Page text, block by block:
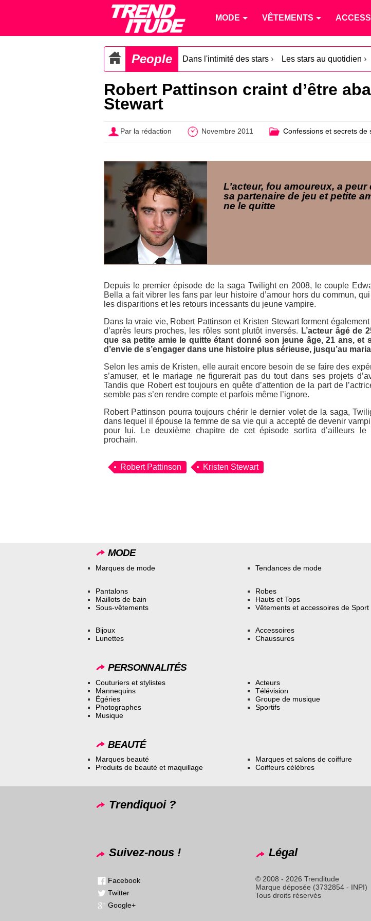
MODE VÊTEMENTS
People Dans l'intimité des stars › Les stars au quotidien ›
Robert Pattinson craint d’être
Stewart
Par la rédaction Novembre 2011 Confessions et secrets de
L’acteur, fou amoureux, a peur
sa partenaire de jeu et petite
ne le quitte
Depuis le premier épisode de la saga Twilighten 2008, le couple
Bella a fait vibrer les fans par leur histoire d’amour hors du commun, qui
les disparitions et les retours incessants du jeune vampire.
Dans la vraie vie, Robert Pattinson et Kristen Stewart forment
d’après leurs proches, les rôles sont plutôt inversés. L’acteur âgé de
que sa petite amie le quitte étant donné son jeune âge, 21 ans, et
d’envie de s’engager dans une histoire plus sérieuse, jusqu’au
Selon les amis de Kristen, elle aurait encore besoin de se faire des
s’amuser, et le mariage ne figurerait pas du tout dans ses projets
Tandis que Robert est toujours en quête d’attention de la part de
semble pas s’en rendre compte et parfois même l’ignore.
Robert Pattinson pourra toujours chérir le dernier volet de la saga,
dans lequel il épouse la femme de sa vie qui a accepté de devenir
pour lui. Le deuxième chapitre de cet épisode sortira d’ailleurs le
prochain.
Robert Pattinson Kristen Stewart
MODE
Marques de mode Tendances de mode
Pantalons
Maillots de bain
Sous-vêtements
Robes
Hauts et Tops
Vêtements et accessoires de Sport
Bijoux
Lunettes
Accessoires
Chaussures
PERSONNALITÉS
Couturiers et stylistes
Mannequins
Égéries
Photographes
Musique
Acteurs
Télévision
Groupe de musique
Sportifs
BEAUTÉ
Marques beauté
Produits de beauté et maquillage
Marques et salons de coiffure
Coiffeurs célèbres
Trendiquoi ?
Suivez-nous !
Facebook
Twitter
Google+
Légal
© 2008 - 2026 Trenditude
Marque déposée (3732854 - INPI)
Tous droits réservés